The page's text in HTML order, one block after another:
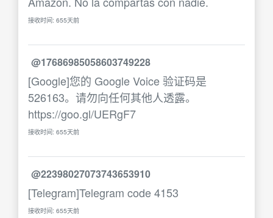
接收时间: 655天前
@17686985058603749228
[Google]您的 Google Voice 验证码是
526163。请勿向任何其他人透露。
https://goo.gl/UERgF7
接收时间: 655天前
@22398027073743653910
[Telegram]Telegram code 4153
接收时间: 655天前